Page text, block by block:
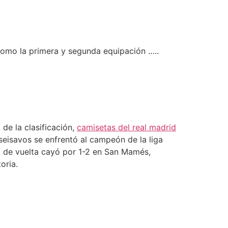
la primera y segunda equipación …..
la clasificación, camisetas del real madrid
se enfrentó al campeón de la liga
vuelta cayó por 1-2 en San Mamés,